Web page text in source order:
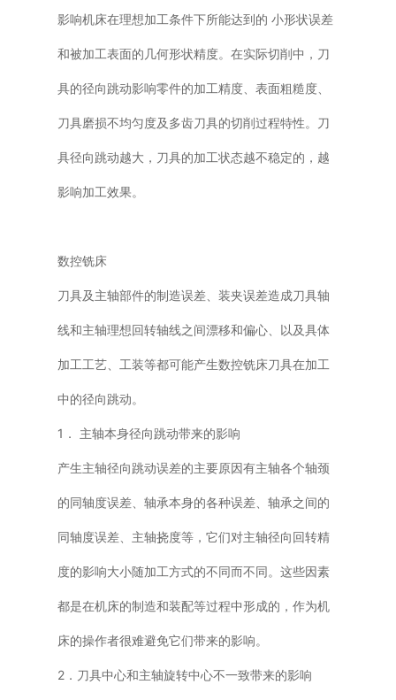
影响机床在理想加工条件下所能达到的 小形状误差
和被加工表面的几何形状精度。在实际切削中，刀
具的径向跳动影响零件的加工精度、表面粗糙度、
刀具磨损不均匀度及多齿刀具的切削过程特性。刀
具径向跳动越大，刀具的加工状态越不稳定的，越
影响加工效果。
数控铣床
刀具及主轴部件的制造误差、装夹误差造成刀具轴
线和主轴理想回转轴线之间漂移和偏心、以及具体
加工工艺、工装等都可能产生数控铣床刀具在加工
中的径向跳动。
1． 主轴本身径向跳动带来的影响
产生主轴径向跳动误差的主要原因有主轴各个轴颈
的同轴度误差、轴承本身的各种误差、轴承之间的
同轴度误差、主轴挠度等，它们对主轴径向回转精
度的影响大小随加工方式的不同而不同。这些因素
都是在机床的制造和装配等过程中形成的，作为机
床的操作者很难避免它们带来的影响。
2．刀具中心和主轴旋转中心不一致带来的影响